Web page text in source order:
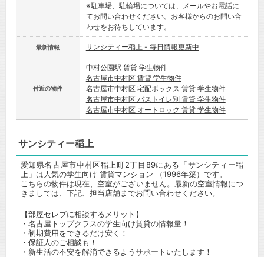
※駐車場、駐輪場については、メールやお電話に
てお問い合わせください。お客様からのお問い合
わせをお待ちしています。
最新情報 サンシティー稲上 - 毎日情報更新中
付近の物件
中村公園駅 賃貸 学生物件
名古屋市中村区 賃貸 学生物件
名古屋市中村区 宅配ボックス 賃貸 学生物件
名古屋市中村区 バストイレ別 賃貸 学生物件
名古屋市中村区 オートロック 賃貸 学生物件
サンシティー稲上
愛知県名古屋市中村区稲上町2丁目89にある「サンシティー稲
上」は人気の学生向け 賃貸マンション （1996年築）です。
こちらの物件は現在、空室がございません。最新の空室情報につ
きましては、下記、担当店舗までお問い合わせください。
【部屋セレブに相談するメリット】
・名古屋トップクラスの学生向け賃貸の情報量！
・初期費用をできるだけ安く！
・保証人のご相談も！
・新生活の不安を解消できるようサポートいたします！